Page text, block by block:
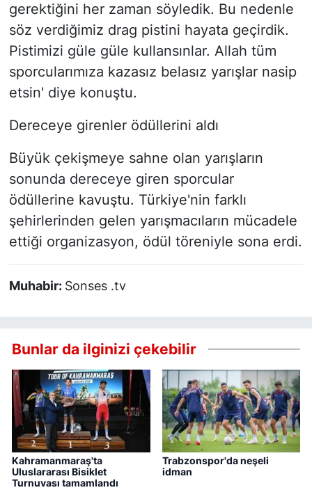
gerektiğini her zaman söyledik. Bu nedenle
söz verdiğimiz drag pistini hayata geçirdik.
Pistimizi güle güle kullansınlar. Allah tüm
sporcularımıza kazasız belasız yarışlar nasip
etsin' diye konuştu.
Dereceye girenler ödüllerini aldı
Büyük çekişmeye sahne olan yarışların
sonunda dereceye giren sporcular
ödüllerine kavuştu. Türkiye'nin farklı
şehirlerinden gelen yarışmacıların mücadele
ettiği organizasyon, ödül töreniyle sona erdi.
Muhabir: Sonses .tv
Bunlar da ilginizi çekebilir
Kahramanmaraş'ta
Uluslararası Bisiklet
Turnuvası tamamlandı
Trabzonspor'da neşeli
idman